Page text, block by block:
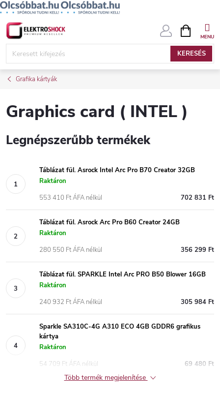
Ugrás
KERESÉS
KOSÁR
Grafika kártyák
Graphics card ( INTEL )
Legnépszerűbb termékek
Táblázat fül. Asrock Intel Arc Pro B70 Creator 32GB
Raktáron
702 831 Ft
553 410 Ft ÁFA nélkül
Táblázat fül. Asrock Arc Pro B60 Creator 24GB
Raktáron
356 299 Ft
280 550 Ft ÁFA nélkül
Táblázat fül. SPARKLE Intel Arc PRO B50 Blower 16GB
Raktáron
305 984 Ft
240 932 Ft ÁFA nélkül
Sparkle SA310C-4G A310 ECO 4GB GDDR6 grafikus
kártya
Raktáron
69 480 Ft
54 709 Ft ÁFA nélkül
Több termék megjelenítése